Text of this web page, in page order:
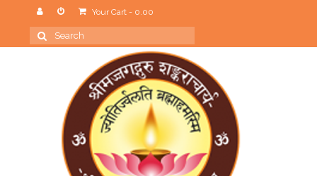
Your Cart- 0.00
Search
for: